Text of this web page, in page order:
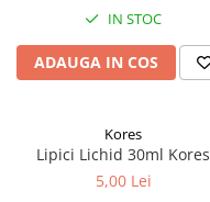
Coșuri de Birou
Agrafe / Clipsuri
Capsatoare / Decapsatoare
IN STOC
ADAUGA IN COS
Kores
Lipici Lichid 30ml Kores
5,00 Lei